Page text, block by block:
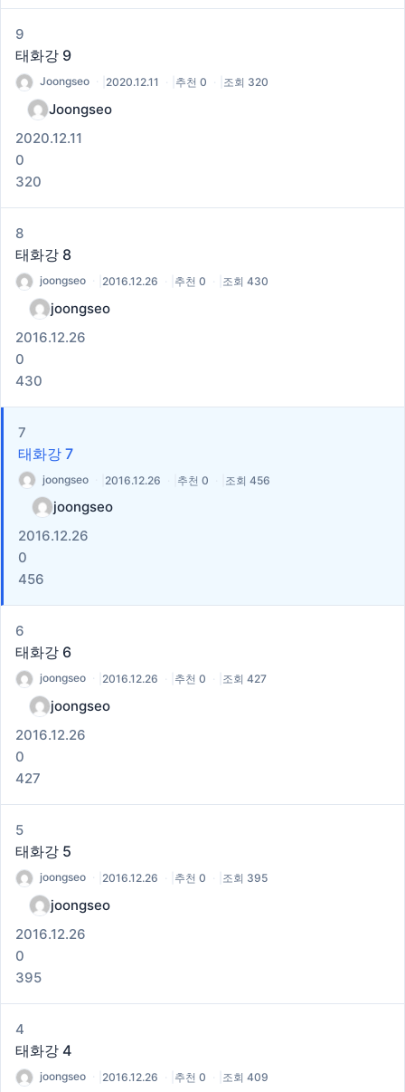
9
태화강 9
Joongseo 2020.12.11 추천 0 조회 320
Joongseo
2020.12.11
0
320
8
태화강 8
joongseo 2016.12.26 추천 0 조회 430
joongseo
2016.12.26
0
430
7
태화강 7
joongseo 2016.12.26 추천 0 조회 456
joongseo
2016.12.26
0
456
6
태화강 6
joongseo 2016.12.26 추천 0 조회 427
joongseo
2016.12.26
0
427
5
태화강 5
joongseo 2016.12.26 추천 0 조회 395
joongseo
2016.12.26
0
395
4
태화강 4
joongseo 2016.12.26 추천 0 조회 409